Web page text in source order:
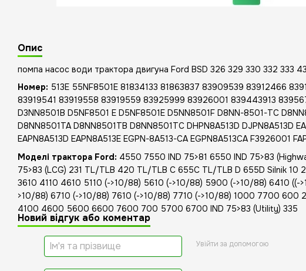
Опис
помпа насос води трактора двигуна Ford BSD 326 329 330 332 333
Номер: 513E 55NF8501E 81834133 81863837 83909539 83912466
83919541 83919558 83919559 83925999 83926001 839443913
D3NN8501B D5NF8501 E D5NF8501E D5NN8501F D8NN-8501-TC
D8NN8501TA D8NN8501TB D8NN8501TC DHPN8A513D DJPN8A513D
EAPN8A513D EAPN8A513E EGPN-8A513-CA EGPN8A513CA F3926001
Моделі трактора Ford: 4550 7550 IND 75>81 6550 IND 75>83
75>83 (LCG) 231 TL/TLB 420 TL/TLB C 655C TL/TLB D 655D Silnik 10
3610 4110 4610 5110 (->10/88) 5610 (->10/88) 5900 (->10/88) 6410 ((-
>10/88) 6710 (->10/88) 7610 (->10/88) 7710 (->10/88) 1000 7700 600
4100 4600 5600 6600 7600 700 5700 6700 IND 75>83 (Utility) 335
Новий відгук або коментар
Увійти за допомогою